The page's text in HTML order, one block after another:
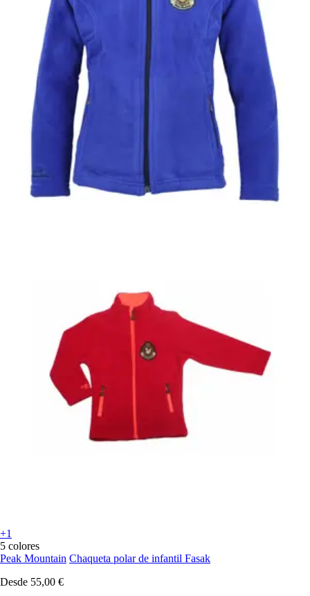
+1
5 colores
Peak Mountain Chaqueta polar de infantil Fasak
Desde 55,00 €